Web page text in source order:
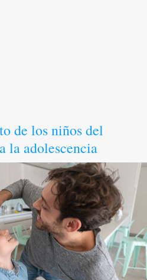
de los niños del
la adolescencia